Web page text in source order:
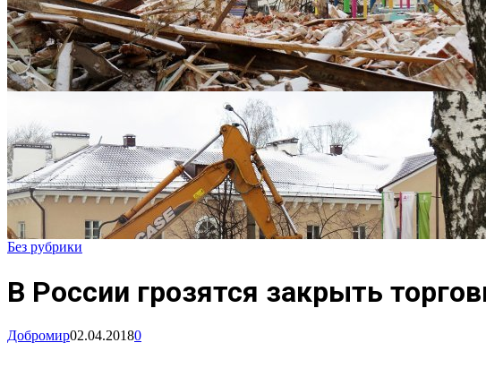
Без рубрики
В России грозятся закрыть
Добромир02.04.20180